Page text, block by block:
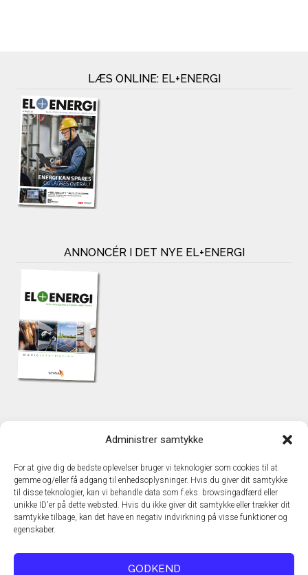
Administrer samtykke
For at give dig de bedste oplevelser bruger vi teknologier som cookies til at
gemme og/eller få adgang til enhedsoplysninger. Hvis du giver dit samtykke
til disse teknologier, kan vi behandle data som f.eks. browsingadfærd eller
unikke ID'er på dette websted. Hvis du ikke giver dit samtykke eller trækker dit
samtykke tilbage, kan det have en negativ indvirkning på visse funktioner og
egenskaber.
GODKEND
LÆS ONLINE: EL+ENERGI
ANNONCÉR I DET NYE EL+ENERGI
TechMedia A/S
DK – 2600 Glostrup
www.techmedia.dk
Telefon: +45 43 24 26 28
E-mail:info@techmedia.dk